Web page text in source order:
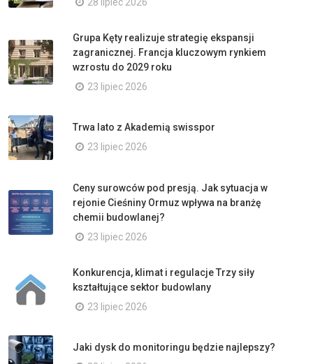
Grupa Kęty realizuje strategię ekspansji
zagranicznej. Francja kluczowym rynkiem
wzrostu do 2029 roku
23 lipiec 2026
Trwa lato z Akademią swisspor
23 lipiec 2026
Ceny surowców pod presją. Jak sytuacja w
rejonie Cieśniny Ormuz wpływa na branżę
chemii budowlanej?
23 lipiec 2026
Konkurencja, klimat i regulacje Trzy siły
kształtujące sektor budowlany
23 lipiec 2026
Jaki dysk do monitoringu będzie najlepszy?